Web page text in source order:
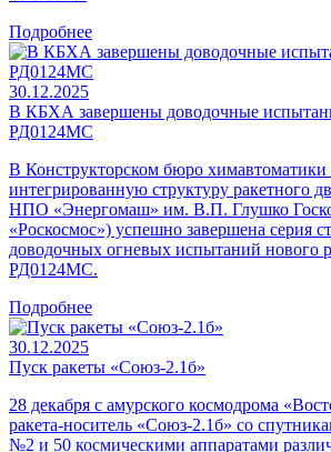
Подробнее
30.12.2025
В КБХА завершены доводочные
РД0124МС
В Конструкторском бюро химавтоматики
интегрированную структуру ракетного
НПО «Энергомаш» им. В.П. Глушко
«Роскосмос») успешно завершена серия
доводочных огневых испытаний нового
РД0124МС.
Подробнее
30.12.2025
Пуск ракеты «Союз-2.1б»
28 декабря с амурского космодрома
ракета-носитель «Союз‑2.1б» со
№2 и 50 космическими аппаратами